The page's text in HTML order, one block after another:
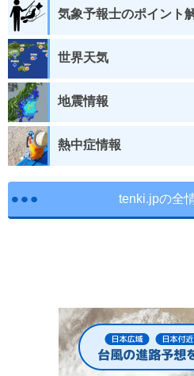
気象予報士のポイント
世界天気
地震情報
熱中症情報
tenki.jpの全